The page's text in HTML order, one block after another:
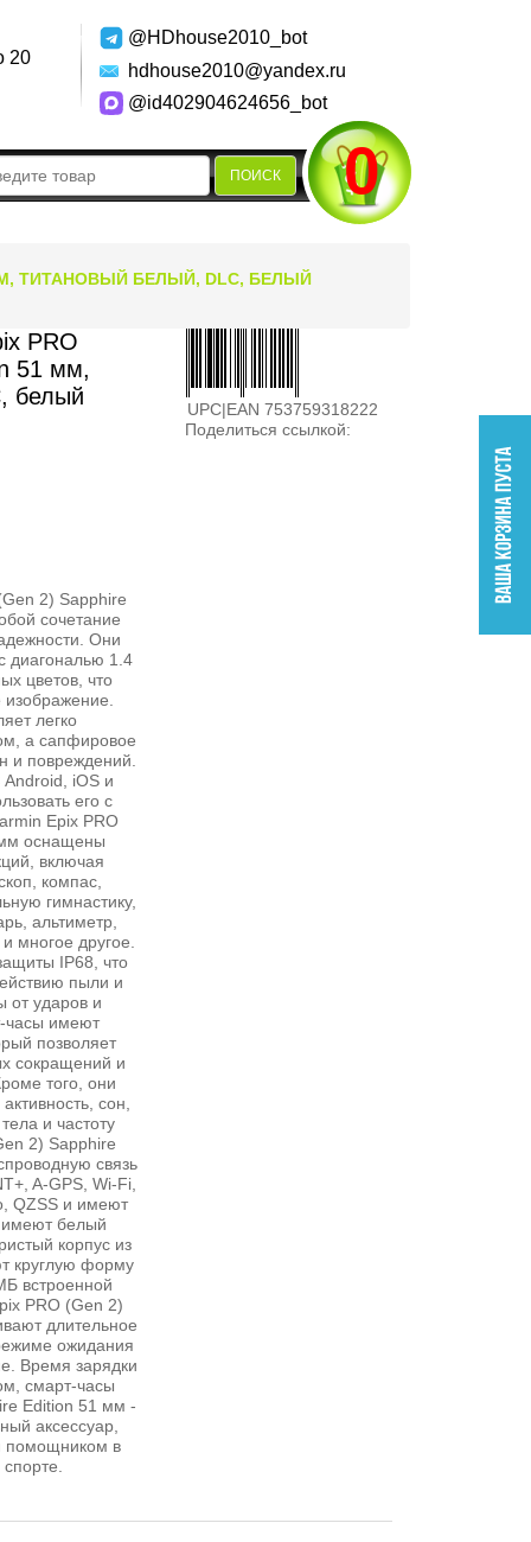
20
@HDhouse2010_bot
hdhouse2010@yandex.ru
@id402904624656_bot
ПОИСК 0
ММ, ТИТАНОВЫЙ БЕЛЫЙ, DLC, БЕЛЫЙ
PRO
51 мм,
белый
2) Sapphire
сочетание
Они
диагональю 1.4
цветов, что
изображение.
легко
а сапфировое
и повреждений.
iOS и
его с
Epix PRO
оснащены
включая
компас,
гимнастику,
альтиметр,
многое другое.
IP68, что
пыли и
от ударов и
часы имеют
позволяет
сокращений и
того, они
сон,
и частоту
2) Sapphire
связь
A-GPS, Wi-Fi,
QZSS и имеют
белый
корпус из
круглую форму
встроенной
PRO (Gen 2)
длительное
ожидания
Время зарядки
смарт-часы
Edition 51 мм -
аксессуар,
помощником в
UPC|EAN 753759318222
Поделиться ссылкой: